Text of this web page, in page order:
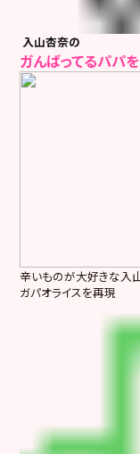
入山杏奈の
ガんばってるパパ
辛いものが大好きな入
ガパオライスを再現